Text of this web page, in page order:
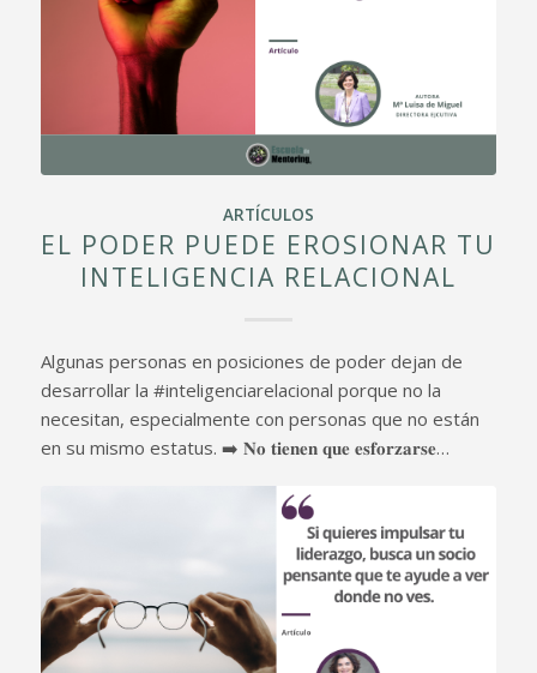
ARTÍCULOS
EL PODER PUEDE EROSIONAR TU
INTELIGENCIA RELACIONAL
Algunas personas en posiciones de poder dejan de
desarrollar la #inteligenciarelacional porque no la
necesitan, especialmente con personas que no están
en su mismo estatus. ➡️ 𝐍𝐨 𝐭𝐢𝐞𝐧𝐞𝐧 𝐪𝐮𝐞 𝐞𝐬𝐟𝐨𝐫𝐳𝐚𝐫𝐬𝐞…